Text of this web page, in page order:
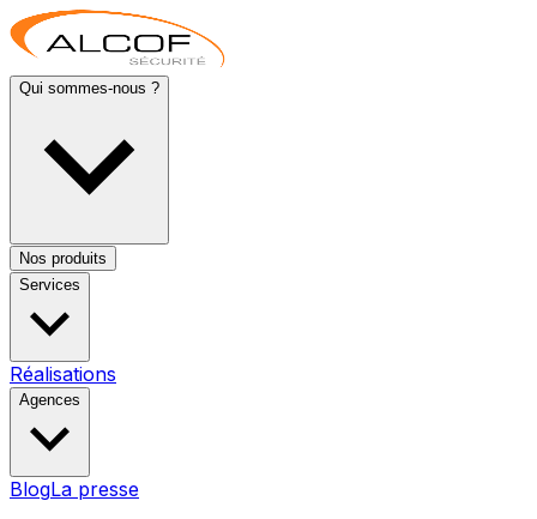
Qui sommes-nous ?
Nos produits
Services
Réalisations
Agences
BlogLa presse